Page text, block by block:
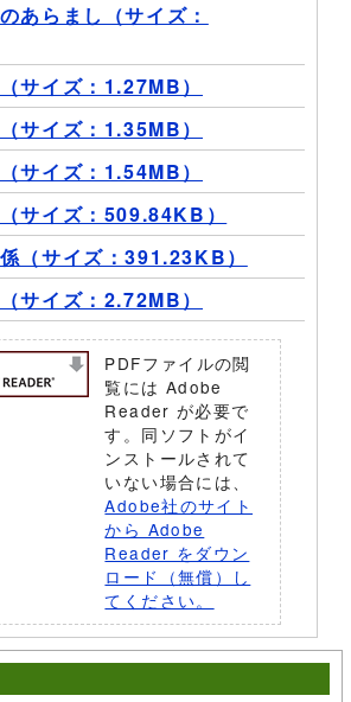
あらまし（サイズ：
サイズ：1.27MB）
サイズ：1.35MB）
サイズ：1.54MB）
サイズ：509.84KB）
（サイズ：391.23KB）
サイズ：2.72MB）
PDFファイルの閲
覧には Adobe
Reader が必要で
す。同ソフトがイ
ンストールされて
いない場合には、
Adobe社のサイト
から Adobe
Reader をダウン
ロード（無償）し
てください。